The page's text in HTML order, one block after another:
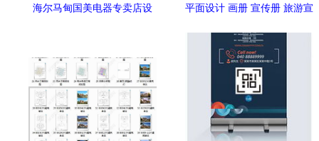
海尔马甸国美电器专卖店设
平面设计 画册 宣传册 旅游宣